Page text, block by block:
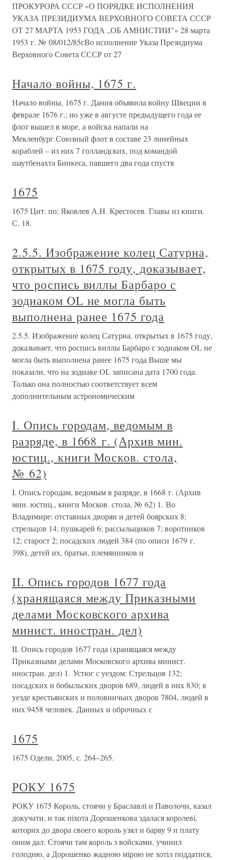
ПРОКУРОРА СССР «О ПОРЯДКЕ ИСПОЛНЕНИЯ
УКАЗА ПРЕЗИДИУМА ВЕРХОВНОГО СОВЕТА СССР
ОТ 27 МАРТА 1953 ГОДА „ОБ АМНИСТИИ"» 28 марта
1953 г. № 08/012/85сВо исполнение Указа Президиума
Верховного Совета СССР от 27
Начало войны, 1675 г.
Начало войны, 1675 г. Дания объявила войну Швеции в
феврале 1676 г.; но уже в августе предыдущего года ее
флот вышел в море, а войска напали на
Мекленбург.Союзный флот в составе 23 линейных
кораблей – из них 7 голландских, под командой
шаутбенахта Бинкеса, павшего два года спустя
1675
1675 Цит. по: Яковлев А.Н. Крестосев. Главы из книги.
С. 18.
2.5.5. Изображение колец Сатурна,
открытых в 1675 году, доказывает,
что роспись виллы Барбаро с
зодиаком OL не могла быть
выполнена ранее 1675 года
2.5.5. Изображение колец Сатурна, открытых в 1675 году,
доказывает, что роспись виллы Барбаро с зодиаком OL не
могла быть выполнена ранее 1675 года Выше мы
показали, что на зодиаке OL записана дата 1700 года.
Только она полностью соответствует всем
дополнительным астрономическим
I. Опись городам, ведомым в
разряде, в 1668 г. (Архив мин.
юстиц., книги Москов. стола,
№ 62)
I. Опись городам, ведомым в разряде, в 1668 г. (Архив
мин. юстиц., книги Москов. стола, № 62) 1. Во
Владимире: отставных дворян и детей боярских 8;
стрельцов 14; пушкарей 6; рассыльщиков 7; воротников
12; старост 2; посадских людей 384 (по описи 1679 г.
398), детей их, братьи, племянников и
II. Опись городов 1677 года
(хранящаяся между Приказными
делами Московского архива
минист. иностран. дел)
II. Опись городов 1677 года (хранящаяся между
Приказными делами Московского архива минист.
иностран. дел) 1. Устюг с уездом: Стрельцов 132;
посадских и бобыльских дворов 689, людей в них 830; в
уезде крестьянских и половничьих дворов 7804, людей в
них 9458 человек. Данных и оброчных с
1675
1675 Одели, 2005, с. 264–265.
РОКУ 1675
РОКУ 1675 Король, стоячи у Браславлі и Паволочи, казал
докучати, и так піхота Дорошенкова здалася королеві,
которих до двора своего король узял и барву 9 и плату
оним дал. Стоячи там король з войсками, учинил
голодню, а Дорошенко жадною мірою не хотіл поддатися,